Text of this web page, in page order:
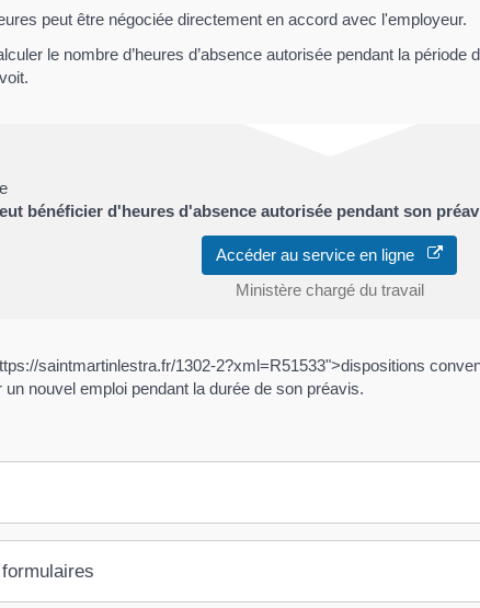
peut être négociée directement en accord avec l'employeur.
le nombre d’heures d’absence autorisée pendant la
bénéficier d'heures d'absence autorisée pendant son
Accéder au service en ligne
Ministère chargé du travail
saintmartinlestra.fr/1302-2?xml=R51533">dispositions
nouvel emploi pendant la durée de son préavis.